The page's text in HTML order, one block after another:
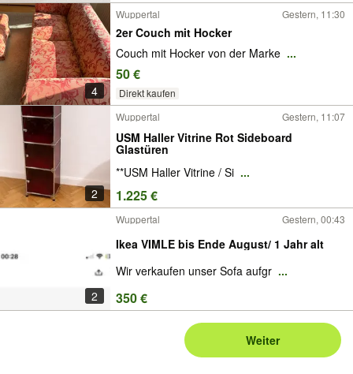
4
Wuppertal Gestern, 11:30
2er Couch mit Hocker
Couch mit Hocker von der Marke ...
50 €
Direkt kaufen
2
Wuppertal Gestern, 11:07
USM Haller Vitrine Rot Sideboard
Glastüren
**USM Haller Vitrine / Si ...
1.225 €
2
Wuppertal Gestern, 00:43
Ikea VIMLE bis Ende August/ 1 Jahr alt
Wir verkaufen unser Sofa aufgr ...
350 €
Weiter